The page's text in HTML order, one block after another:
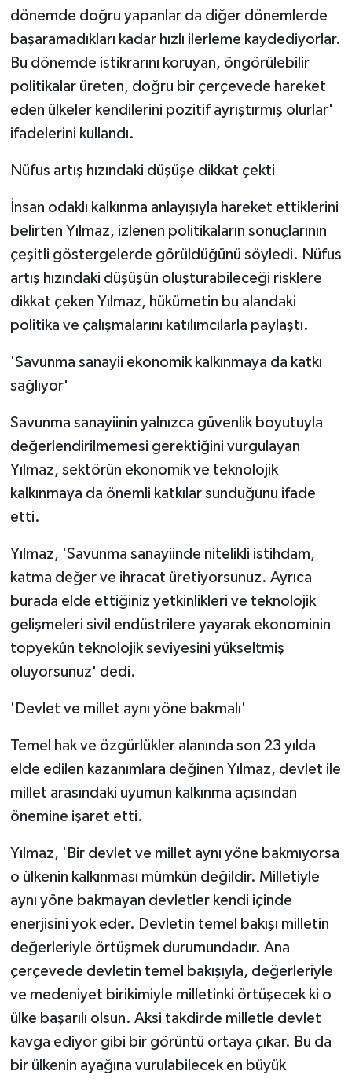
dönemde doğru yapanlar da diğer dönemlerde
başaramadıkları kadar hızlı ilerleme kaydediyorlar.
Bu dönemde istikrarını koruyan, öngörülebilir
politikalar üreten, doğru bir çerçevede hareket
eden ülkeler kendilerini pozitif ayrıştırmış olurlar'
ifadelerini kullandı.
Nüfus artış hızındaki düşüşe dikkat çekti
İnsan odaklı kalkınma anlayışıyla hareket ettiklerini
belirten Yılmaz, izlenen politikaların sonuçlarının
çeşitli göstergelerde görüldüğünü söyledi. Nüfus
artış hızındaki düşüşün oluşturabileceği risklere
dikkat çeken Yılmaz, hükümetin bu alandaki
politika ve çalışmalarını katılımcılarla paylaştı.
'Savunma sanayii ekonomik kalkınmaya da katkı
sağlıyor'
Savunma sanayiinin yalnızca güvenlik boyutuyla
değerlendirilmemesi gerektiğini vurgulayan
Yılmaz, sektörün ekonomik ve teknolojik
kalkınmaya da önemli katkılar sunduğunu ifade
etti.
Yılmaz, 'Savunma sanayiinde nitelikli istihdam,
katma değer ve ihracat üretiyorsunuz. Ayrıca
burada elde ettiğiniz yetkinlikleri ve teknolojik
gelişmeleri sivil endüstrilere yayarak ekonominin
topyekûn teknolojik seviyesini yükseltmiş
oluyorsunuz' dedi.
'Devlet ve millet aynı yöne bakmalı'
Temel hak ve özgürlükler alanında son 23 yılda
elde edilen kazanımlara değinen Yılmaz, devlet ile
millet arasındaki uyumun kalkınma açısından
önemine işaret etti.
Yılmaz, 'Bir devlet ve millet aynı yöne bakmıyorsa
o ülkenin kalkınması mümkün değildir. Milletiyle
aynı yöne bakmayan devletler kendi içinde
enerjisini yok eder. Devletin temel bakışı milletin
değerleriyle örtüşmek durumundadır. Ana
çerçevede devletin temel bakışıyla, değerleriyle
ve medeniyet birikimiyle milletinki örtüşecek ki o
ülke başarılı olsun. Aksi takdirde milletle devlet
kavga ediyor gibi bir görüntü ortaya çıkar. Bu da
bir ülkenin ayağına vurulabilecek en büyük